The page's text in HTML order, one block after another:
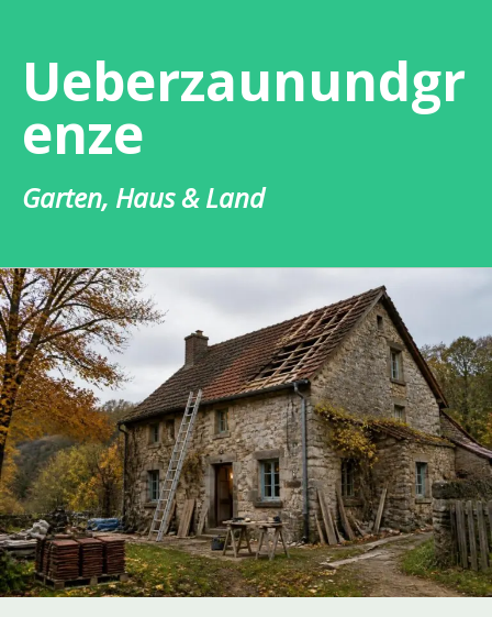
springen
Ueberzaunundgr
enze
Garten, Haus & Land